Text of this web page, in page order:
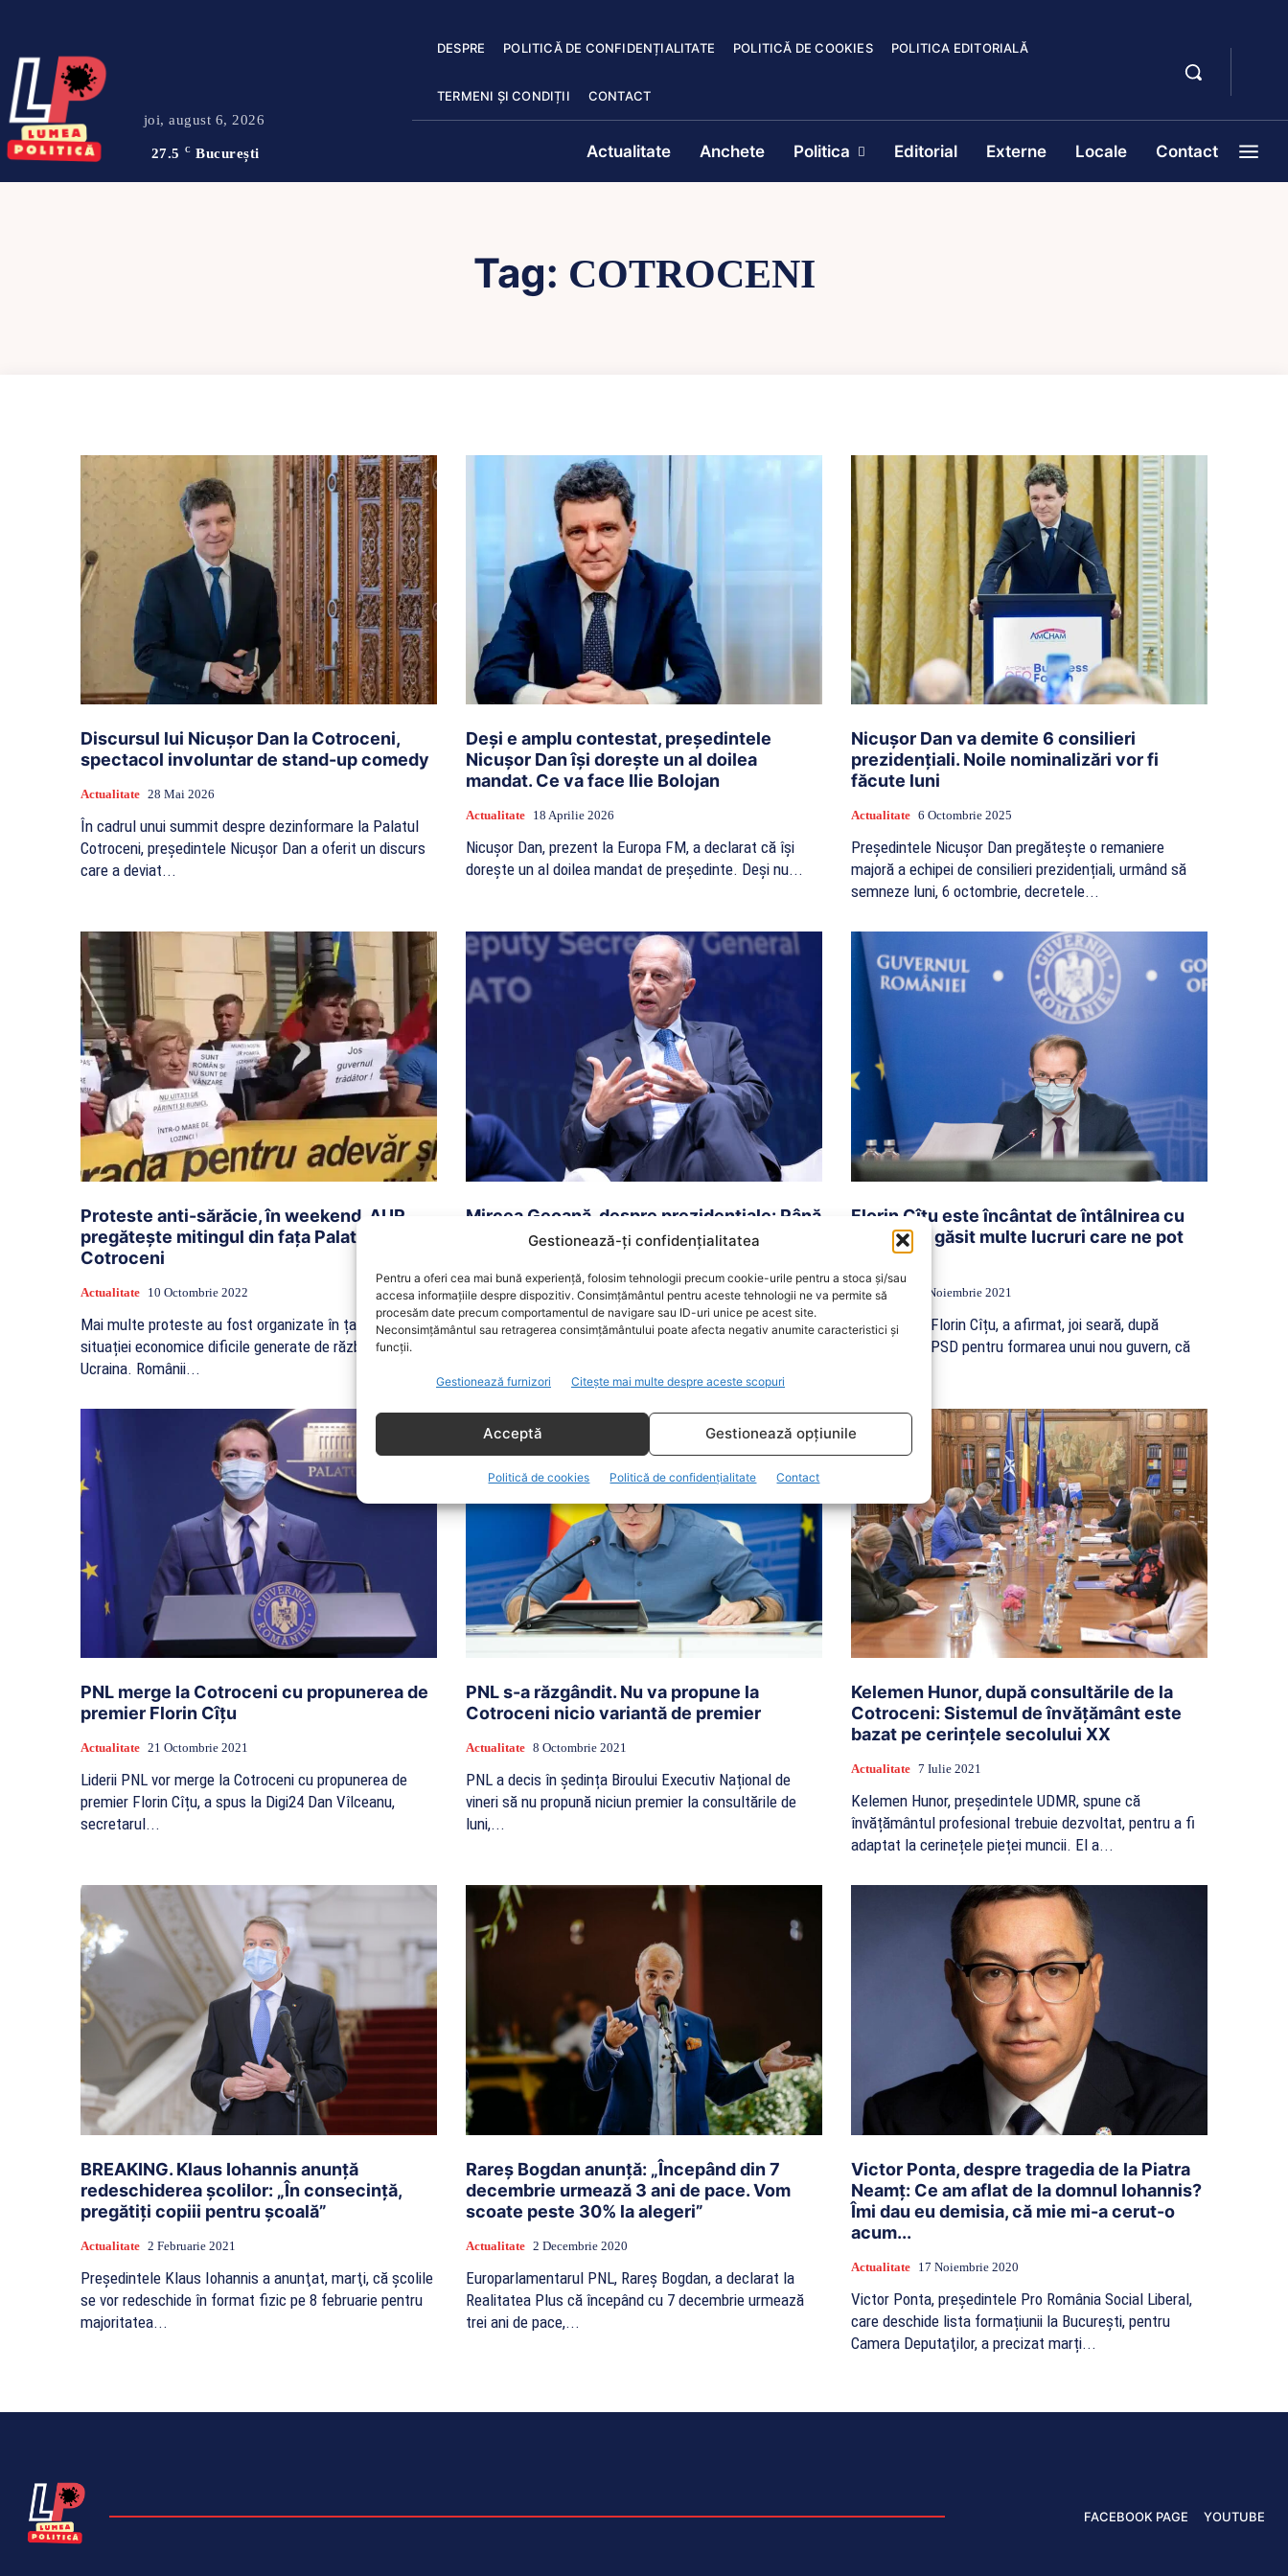
Gestionează-ți confidențialitatea
Pentru a oferi cea mai bună experiență, folosim tehnologii precum cookie-urile pentru a stoca și/sau
accesa informațiile despre dispozitiv. Consimțământul pentru aceste tehnologii ne va permite să
procesăm date precum comportamentul de navigare sau ID-uri unice pe acest site.
Neconsimțământul sau retragerea consimțământului poate afecta negativ anumite caracteristici și
funcții.
Gestionează furnizori Citește mai multe despre aceste scopuri
Acceptă Gestionează opțiunile
Politică de cookies Politică de confidențialitate Contact
joi, august 6, 2026
27.5 C București
DESPRE POLITICĂ DE CONFIDENȚIALITATE POLITICĂ DE COOKIES POLITICA EDITORIALĂ
TERMENI ȘI CONDIȚII CONTACT
Actualitate Anchete Politica Editorial Externe Locale Contact
Tag: COTROCENI
Discursul lui Nicușor Dan la Cotroceni,
spectacol involuntar de stand-up comedy
Actualitate 28 Mai 2026
În cadrul unui summit despre dezinformare la Palatul
Cotroceni, președintele Nicușor Dan a oferit un discurs
care a deviat...
Deși e amplu contestat, președintele
Nicușor Dan își dorește un al doilea
mandat. Ce va face Ilie Bolojan
Actualitate 18 Aprilie 2026
Nicușor Dan, prezent la Europa FM, a declarat că își
dorește un al doilea mandat de președinte. Deși nu...
Nicușor Dan va demite 6 consilieri
prezidențiali. Noile nominalizări vor fi
făcute luni
Actualitate 6 Octombrie 2025
Președintele Nicușor Dan pregătește o remaniere
majoră a echipei de consilieri prezidențiali, urmând să
semneze luni, 6 octombrie, decretele...
Proteste anti-sărăcie, în weekend. AUR
pregătește mitingul din fața Palatului
Cotroceni
Actualitate 10 Octombrie 2022
Mai multe proteste au fost organizate în țară în urma
situației economice dificile generate de războiul din
Ucraina. Românii...
Mircea Geoană, despre prezidențiale: Până
când nu voi fi eliberat din actuala funcție,
Actualitate 11 Iulie 2022
Mircea Geoană, secretar general adjunct al NATO, al
Florin Cîțu este încântat de întâlnirea cu
PSD: „Am găsit multe lucruri care ne pot
Actualitate 4 Noiembrie 2021
Liderul PNL, Florin Cîțu, a afirmat, joi seară, după
discuțiile cu PSD pentru formarea unui nou guvern, că
PNL merge la Cotroceni cu propunerea de
premier Florin Cîțu
Actualitate 21 Octombrie 2021
Liderii PNL vor merge la Cotroceni cu propunerea de
premier Florin Cîțu, a spus la Digi24 Dan Vîlceanu,
secretarul...
PNL s-a răzgândit. Nu va propune la
Cotroceni nicio variantă de premier
Actualitate 8 Octombrie 2021
PNL a decis în ședința Biroului Executiv Național de
vineri să nu propună niciun premier la consultările de
luni,...
Kelemen Hunor, după consultările de la
Cotroceni: Sistemul de învățământ este
bazat pe cerințele secolului XX
Actualitate 7 Iulie 2021
Kelemen Hunor, președintele UDMR, spune că
învățământul profesional trebuie dezvoltat, pentru a fi
adaptat la cerinețele pieței muncii. El a...
BREAKING. Klaus Iohannis anunță
redeschiderea școlilor: „În consecință,
pregătiți copiii pentru școală”
Actualitate 2 Februarie 2021
Preşedintele Klaus Iohannis a anunţat, marţi, că şcolile
se vor redeschide în format fizic pe 8 februarie pentru
majoritatea...
Rareș Bogdan anunță: „Începând din 7
decembrie urmează 3 ani de pace. Vom
scoate peste 30% la alegeri”
Actualitate 2 Decembrie 2020
Europarlamentarul PNL, Rareș Bogdan, a declarat la
Realitatea Plus că începând cu 7 decembrie urmează
trei ani de pace,...
Victor Ponta, despre tragedia de la Piatra
Neamț: Ce am aflat de la domnul Iohannis?
Îmi dau eu demisia, că mie mi-a cerut-o
acum...
Actualitate 17 Noiembrie 2020
Victor Ponta, președintele Pro România Social Liberal,
care deschide lista formațiunii la București, pentru
Camera Deputaţilor, a precizat marți...
FACEBOOK PAGE YOUTUBE